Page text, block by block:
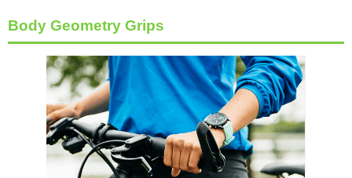
Body Geometry Grips